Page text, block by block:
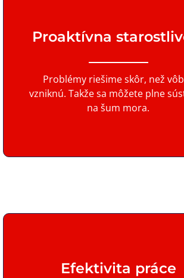
Proaktívna
Problémy riešime skôr, než
vzniknú. Takže sa môžete plne
na šum mora.
Efektivita práce